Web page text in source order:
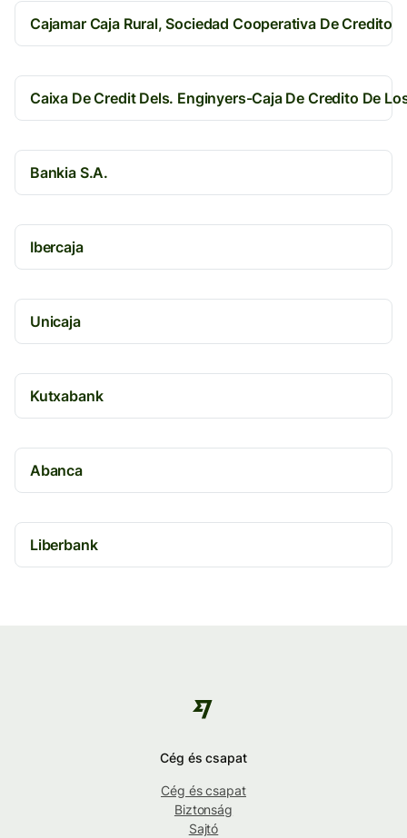
Cajamar Caja Rural, Sociedad Cooperativa De Credito
Caixa De Credit Dels. Enginyers-Caja De Credito De
Bankia S.A.
Ibercaja
Unicaja
Kutxabank
Abanca
Liberbank
Cég és csapat
Cég és csapat
Biztonság
Sajtó